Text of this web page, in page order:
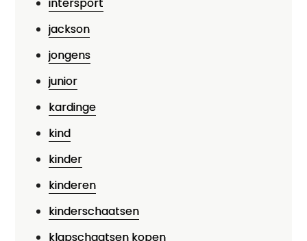
jackson
jongens
junior
kardinge
kind
kinder
kinderen
kinderschaatsen
klapschaatsen kopen